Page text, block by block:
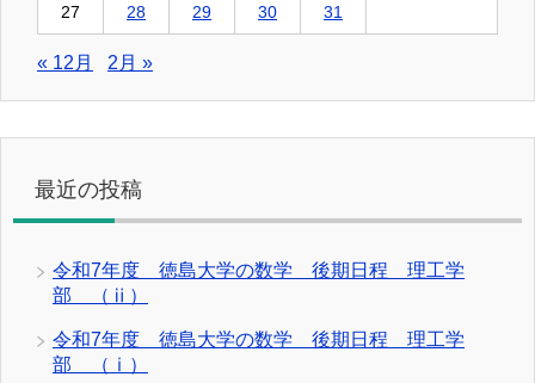
27 28 29 30 31
« 12月 2月 »
最近の投稿
令和7年度 徳島大学の数学 後期日程 理工学
部 （ⅱ）
令和7年度 徳島大学の数学 後期日程 理工学
部 （ⅰ）